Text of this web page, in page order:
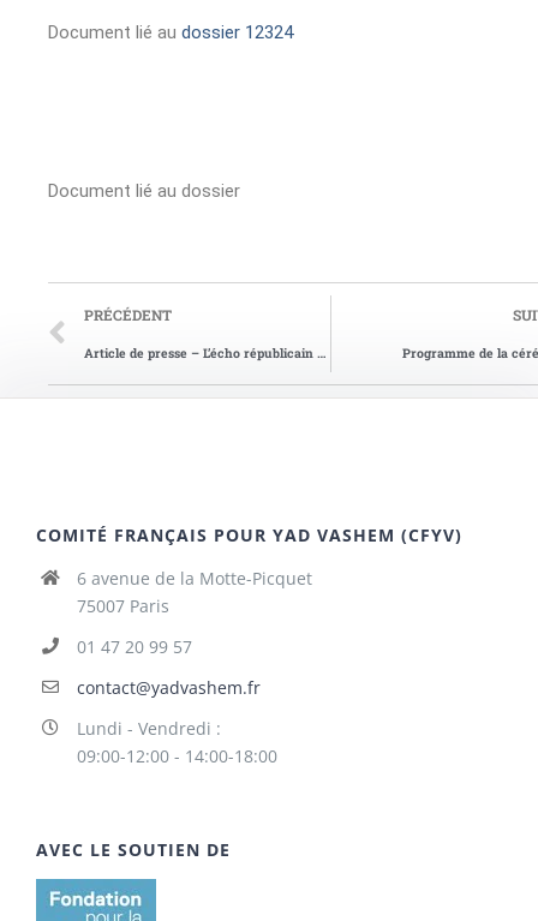
Document lié au dossier 12324
Document lié au dossier
PRÉCÉDENT
Article de presse – L’écho républicain du 14/06/2010 Programme de la
COMITÉ FRANÇAIS POUR YAD VASHEM (CFYV)
6 avenue de la Motte-Picquet
75007 Paris
01 47 20 99 57
contact@yadvashem.fr
Lundi - Vendredi :
09:00-12:00 - 14:00-18:00
AVEC LE SOUTIEN DE